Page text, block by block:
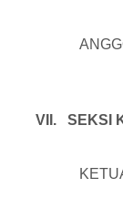
VII. SEKSI